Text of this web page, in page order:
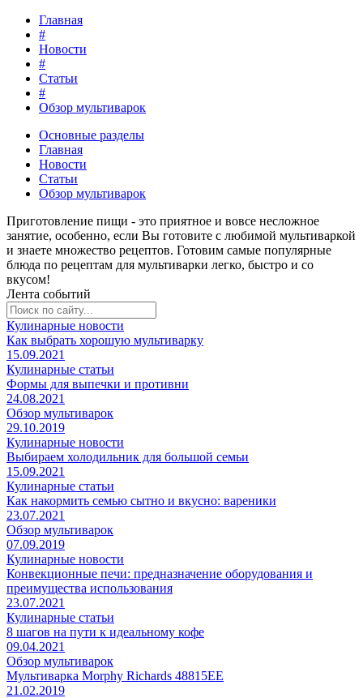
Главная
#
Новости
#
Статьи
#
Обзор мультиварок
Основные разделы
Главная
Новости
Статьи
Обзор мультиварок
Приготовление пищи - это приятное и вовсе несложное
занятие, особенно, если Вы готовите с любимой мультиваркой
и знаете множество рецептов. Готовим самые популярные
блюда по рецептам для мультиварки легко, быстро и со
вкусом!
Лента событий
Кулинарные новости
Как выбрать хорошую мультиварку
15.09.2021
Кулинарные статьи
Формы для выпечки и противни
24.08.2021
Обзор мультиварок
29.10.2019
Кулинарные новости
Выбираем холодильник для большой семьи
15.09.2021
Кулинарные статьи
Как накормить семью сытно и вкусно: вареники
23.07.2021
Обзор мультиварок
07.09.2019
Кулинарные новости
Конвекционные печи: предназначение оборудования и
преимущества использования
23.07.2021
Кулинарные статьи
8 шагов на пути к идеальному кофе
09.04.2021
Обзор мультиварок
Мультиварка Morphy Richards 48815EE
21.02.2019